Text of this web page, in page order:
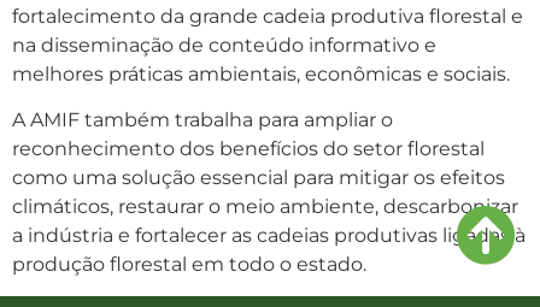
fortalecimento da grande cadeia produtiva florestal e
na disseminação de conteúdo informativo e
melhores práticas ambientais, econômicas e sociais.
A AMIF também trabalha para ampliar o
reconhecimento dos benefícios do setor florestal
como uma solução essencial para mitigar os efeitos
climáticos, restaurar o meio ambiente, descarbonizar
a indústria e fortalecer as cadeias produtivas ligadas à
produção florestal em todo o estado.